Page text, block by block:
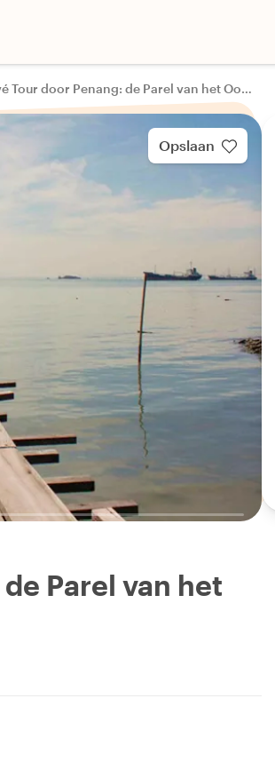
Volledige Privé Tour door Penang: de Parel van het Oosten
Opslaan
Parel van het